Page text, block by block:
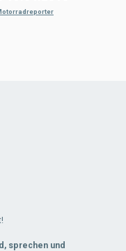
sprechen und